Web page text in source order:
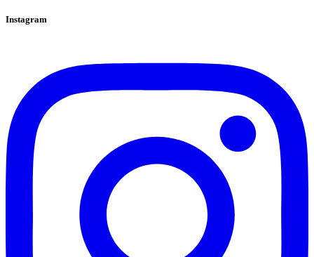
Instagram